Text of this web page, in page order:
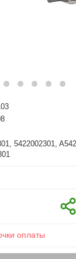
5422002301,
оплаты